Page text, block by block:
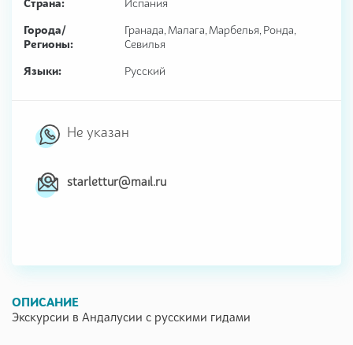
Города/
Регионы:
Гранада, Малага, Марбелья, Ронда,
Севилья
Языки:
Русский
Не указан
starlettur@mail.ru
ОПИСАНИЕ
Экскурсии в Андалусии с русскими гидами